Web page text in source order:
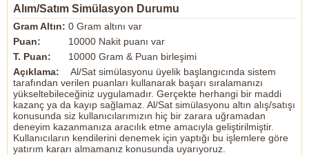
Alım/Satım Simülasyon Durumu
Gram Altın: 0 Gram altını var
Puan:
10000 Nakit puanı var
T. Puan:
10000 Gram & Puan birleşimi
Açıklama:
Al/Sat simülasyonu üyelik başlangıcında sistem
tarafından verilen puanları kullanarak başarı sıralamanızı
yükseltebileceğiniz uygulamadır. Gerçekte herhangi bir maddi
kazanç ya da kayıp sağlamaz. Al/Sat simülasyonu altın alış/satışı
konusunda siz kullanıcılarımızın hiç bir zarara uğramadan
deneyim kazanmanıza aracılık etme amacıyla geliştirilmiştir.
Kullanıcıların kendilerini denemek için yaptığı bu işlemlere göre
yatırım kararı almamanız konusunda uyarıyoruz.